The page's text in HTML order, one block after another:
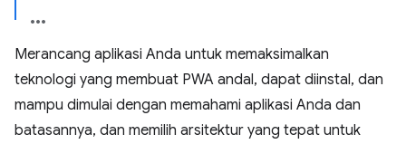
Merancang aplikasi Anda untuk memaksimalkan
teknologi yang membuat PWA andal, dapat diinstal, dan
mampu dimulai dengan memahami aplikasi Anda dan
batasannya, dan memilih arsitektur yang tepat untuk